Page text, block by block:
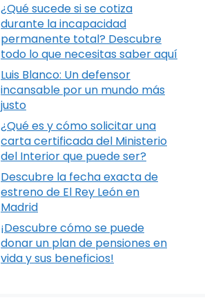
¿Qué sucede si se cotiza
durante la incapacidad
permanente total? Descubre
todo lo que necesitas saber aquí
Luis Blanco: Un defensor
incansable por un mundo más
justo
¿Qué es y cómo solicitar una
carta certificada del Ministerio
del Interior que puede ser?
Descubre la fecha exacta de
estreno de El Rey León en
Madrid
¡Descubre cómo se puede
donar un plan de pensiones en
vida y sus beneficios!